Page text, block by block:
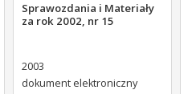
Sprawozdania i Materiały
za rok 2002, nr 15
2003
dokument elektroniczny